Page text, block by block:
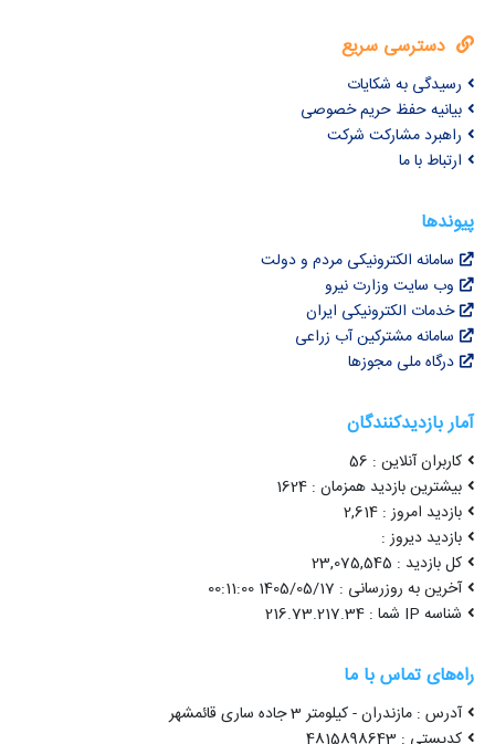
دسترسی سریع
رسیدگی به شکایات
بیانیه حفظ حریم خصوصی
راهبرد مشارکت شرکت
ارتباط با ما
پیوندها
سامانه الکترونیکی مردم و دولت
وب سایت وزارت نیرو
خدمات الکترونیکی ایران
سامانه مشترکین آب زراعی
درگاه ملی مجوزها
آمار بازدیدکنندگان
کاربران آنلاین : 56
بیشترین بازدید همزمان : 1624
بازدید امروز : 2,614
بازدید دیروز :
کل بازدید : 23,075,545
آخرین به روزرسانی : 1405/05/17 00:11:00
شناسه IP شما : 216.73.217.34
راه‌های تماس با ما
آدرس : مازندران - کیلومتر 3 جاده ساری قائمشهر